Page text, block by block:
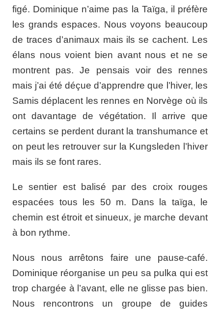
figé. Dominique n’aime pas la Taïga, il préfère
les grands espaces. Nous voyons beaucoup
de traces d’animaux mais ils se cachent. Les
élans nous voient bien avant nous et ne se
montrent pas. Je pensais voir des rennes
mais j’ai été déçue d’apprendre que l’hiver, les
Samis déplacent les rennes en Norvège où ils
ont davantage de végétation. Il arrive que
certains se perdent durant la transhumance et
on peut les retrouver sur la Kungsleden l’hiver
mais ils se font rares.
Le sentier est balisé par des croix rouges
espacées tous les 50 m. Dans la taïga, le
chemin est étroit et sinueux, je marche devant
à bon rythme.
Nous nous arrêtons faire une pause-café.
Dominique réorganise un peu sa pulka qui est
trop chargée à l’avant, elle ne glisse pas bien.
Nous rencontrons un groupe de guides